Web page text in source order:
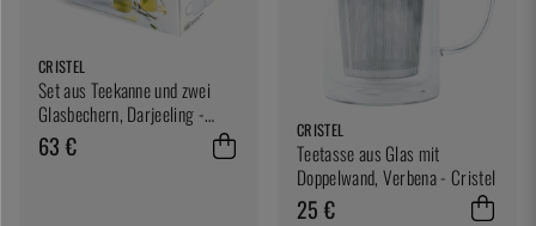
CRISTEL
Set aus Teekanne und zwei
Glasbechern, Darjeeling -
Cristel
63 €
CRISTEL
Teetasse aus Glas mit
Doppelwand, Verbena - Cristel
25 €